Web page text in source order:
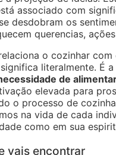
associado com
desdobram os
querencias,
o cozinhar
literalmente. É
de
elevada para
o processo de
na vida de cada
como em sua
vais encontrar